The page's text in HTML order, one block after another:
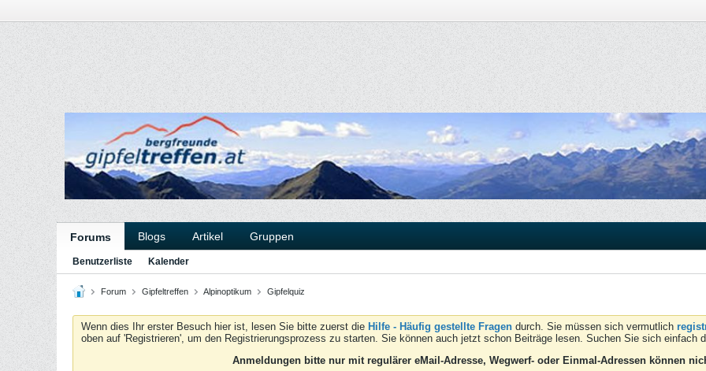
Forums Blogs Artikel Gruppen
Benutzerliste Kalender
Forum Gipfeltreffen Alpinoptikum Gipfelquiz
Wenn dies Ihr erster Besuch hier ist, lesen Sie bitte zuerst die Hilfe - Häufig gestellte Fragen durch. Sie müssen sich vermutlich
oben auf 'Registrieren', um den Registrierungsprozess zu starten. Sie können auch jetzt schon Beiträge lesen. Suchen Sie sich einfach
Anmeldungen bitte nur mit regulärer eMail-Adresse, Wegwerf- oder Einmal-Adressen können